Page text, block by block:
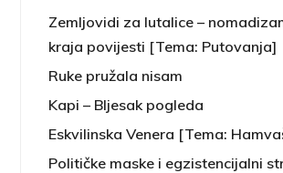
Zemljovidi za lutalice –
kraja povijesti [Tema: Putovanja]
Ruke pružala nisam
Kapi – Bljesak pogleda
Eskvilinska Venera [Tema:
Političke maske i egzistencijalni